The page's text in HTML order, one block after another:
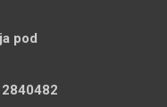
pod